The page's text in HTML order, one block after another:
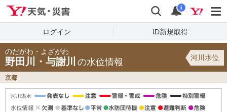
検索 通知
i
ログイン ID新規取得
のだがわ・よざがわ
野田川・与謝川 の水位情報 河川水位
京都